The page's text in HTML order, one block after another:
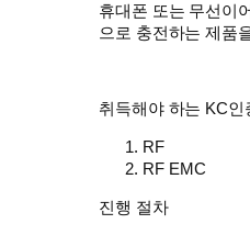
휴대폰 또는 무선이
으로 충전하는 제품
취득해야 하는 KC인
RF
RF EMC
진행 절차